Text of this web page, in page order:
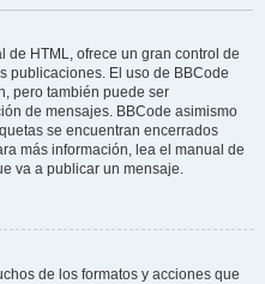
de HTML, ofrece un gran control de
publicaciones. El uso de BBCode
pero también puede ser
de mensajes. BBCode asimismo
se encuentran encerrados
más información, lea el manual de
va a publicar un mensaje.
de los formatos y acciones que